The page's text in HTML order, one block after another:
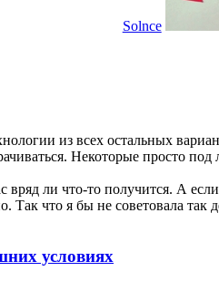
Solnce
из всех остальных
Некоторые просто под
ли что-то получится. А
Так что я бы не советовала так
условиях